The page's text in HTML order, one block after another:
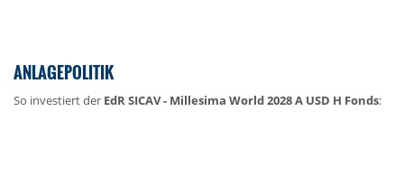
ANLAGEPOLITIK
So investiert der EdR SICAV - Millesima World 2028 A USD H Fonds: